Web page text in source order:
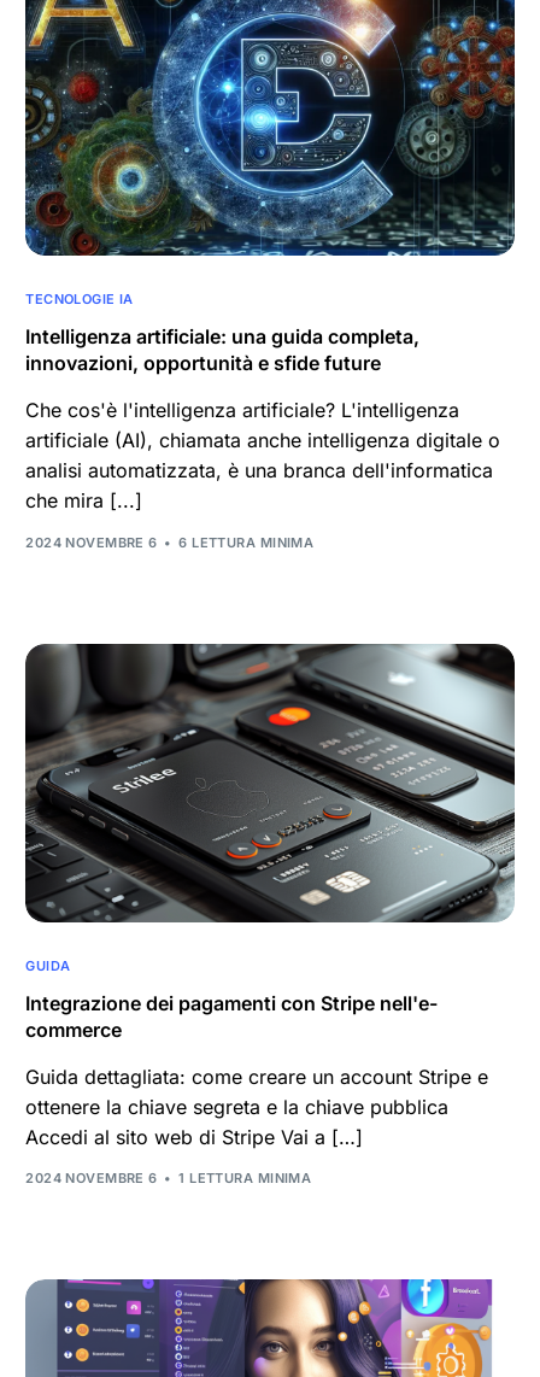
TECNOLOGIE IA
Intelligenza artificiale: una guida completa,
innovazioni, opportunità e sfide future
Che cos'è l'intelligenza artificiale? L'intelligenza
artificiale (AI), chiamata anche intelligenza digitale o
analisi automatizzata, è una branca dell'informatica
che mira [...]
2024 NOVEMBRE 6 6 LETTURA MINIMA
GUIDA
Integrazione dei pagamenti con Stripe nell'e-
commerce
Guida dettagliata: come creare un account Stripe e
ottenere la chiave segreta e la chiave pubblica
Accedi al sito web di Stripe Vai a […]
2024 NOVEMBRE 6 1 LETTURA MINIMA